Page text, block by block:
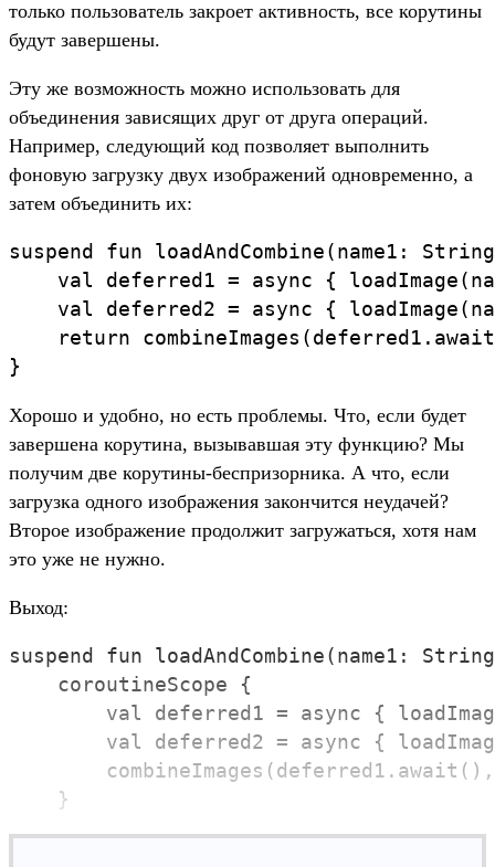
только пользователь закроет активность, все корутины
будут завершены.
Эту же возможность можно использовать для
объединения зависящих друг от друга операций.
Например, следующий код позволяет выполнить
фоновую загрузку двух изображений одновременно, а
затем объединить их:
suspend fun loadAndCombine(name1:
val deferred1 = async {
val deferred2 = async {
return
Хорошо и удобно, но есть проблемы. Что, если будет
завершена корутина, вызывавшая эту функцию? Мы
получим две корутины-беспризорника. А что, если
загрузка одного изображения закончится неудачей?
Второе изображение продолжит загружаться, хотя нам
это уже не нужно.
Выход:
suspend fun loadAndCombine(name1:
    coroutineScope {
val deferred1 = async {
val deferred2 = async {